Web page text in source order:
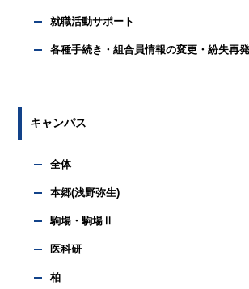
就職活動サポート
各種手続き・組合員情報の変更・紛失再
キャンパス
全体
本郷(浅野弥生)
駒場・駒場Ⅱ
医科研
柏